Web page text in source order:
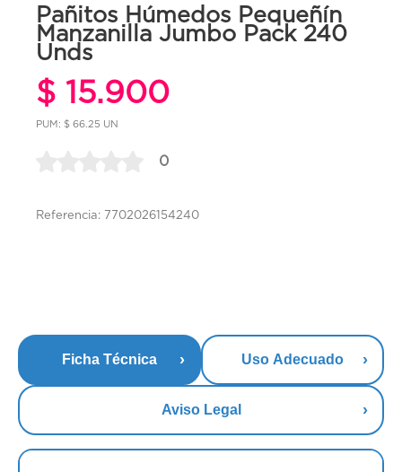
Pañitos Húmedos Pequeñín
Manzanilla Jumbo Pack 240
Unds
$ 15.900
PUM: $ 66.25 UN
0
Referencia: 7702026154240
Ficha Técnica Uso Adecuado
Aviso Legal